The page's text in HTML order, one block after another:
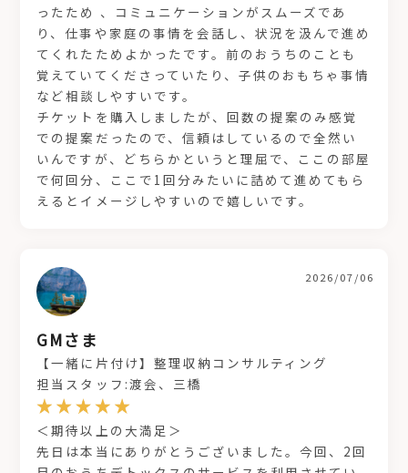
ったため 、コミュニケーションがスムーズであ
り、仕事や家庭の事情を会話し、状況を汲んで進め
てくれたためよかったです。前のおうちのことも
覚えていてくださっていたり、子供のおもちゃ事情
など相談しやすいです。
チケットを購入しましたが、回数の提案のみ感覚
での提案だったので、信頼はしているので全然い
いんですが、どちらかというと理屈で、ここの部屋
で何回分、ここで1回分みたいに詰めて進めてもら
えるとイメージしやすいので嬉しいです。
GMさま
2026/07/06
【一緒に片付け】整理収納コンサルティング
担当スタッフ:渡会、三橋
＜期待以上の大満足＞
先日は本当にありがとうございました。今回、2回